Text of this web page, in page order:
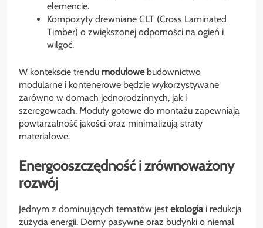
elemencie.
Kompozyty drewniane CLT (Cross Laminated
Timber) o zwiększonej odporności na ogień i
wilgoć.
W kontekście trendu modułowebudownictwo
modularne i kontenerowe będzie wykorzystywane
zarówno w domach jednorodzinnych, jak i
szeregowcach. Moduły gotowe do montażu zapewniają
powtarzalność jakości oraz minimalizują straty
materiałowe.
Energooszczędność i zrównoważony
rozwój
Jednym z dominujących tematów jest ekologiai redukcja
zużycia energii. Domy pasywne oraz budynki o niemal